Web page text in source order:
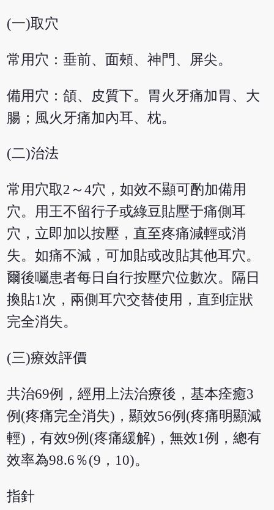
(一)取穴
常用穴：垂前、面頰、神門、屏尖。
備用穴：頜、皮質下。胃火牙痛加胃、大
腸；風火牙痛加內耳、枕。
(二)治法
常用穴取2～4穴，如效不顯可酌加備用
穴。用王不留行子或綠豆貼壓于痛側耳
穴，立即加以按壓，直至疼痛減輕或消
失。如痛不減，可加貼或改貼其他耳穴。
爾後囑患者每日自行按壓穴位數次。隔日
換貼1次，兩側耳穴交替使用，直到症狀
完全消失。
(三)療效評價
共治69例，經用上法治療後，基本痊癒3
例(疼痛完全消失)，顯效56例(疼痛明顯減
輕)，有效9例(疼痛緩解)，無效1例，總有
效率為98.6％(9，10)。
指針